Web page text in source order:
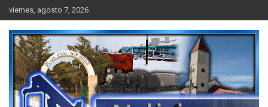
Skip
to
content
viernes, agosto 7, 2026